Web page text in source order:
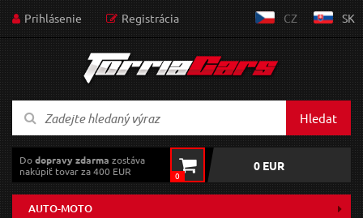
Prihlásenie Registrácia CZ SK
Hledat
Dodopravy zdarma zostáva
nakúpiť tovar za 400 EUR
0
0 EUR
AUTO-MOTO